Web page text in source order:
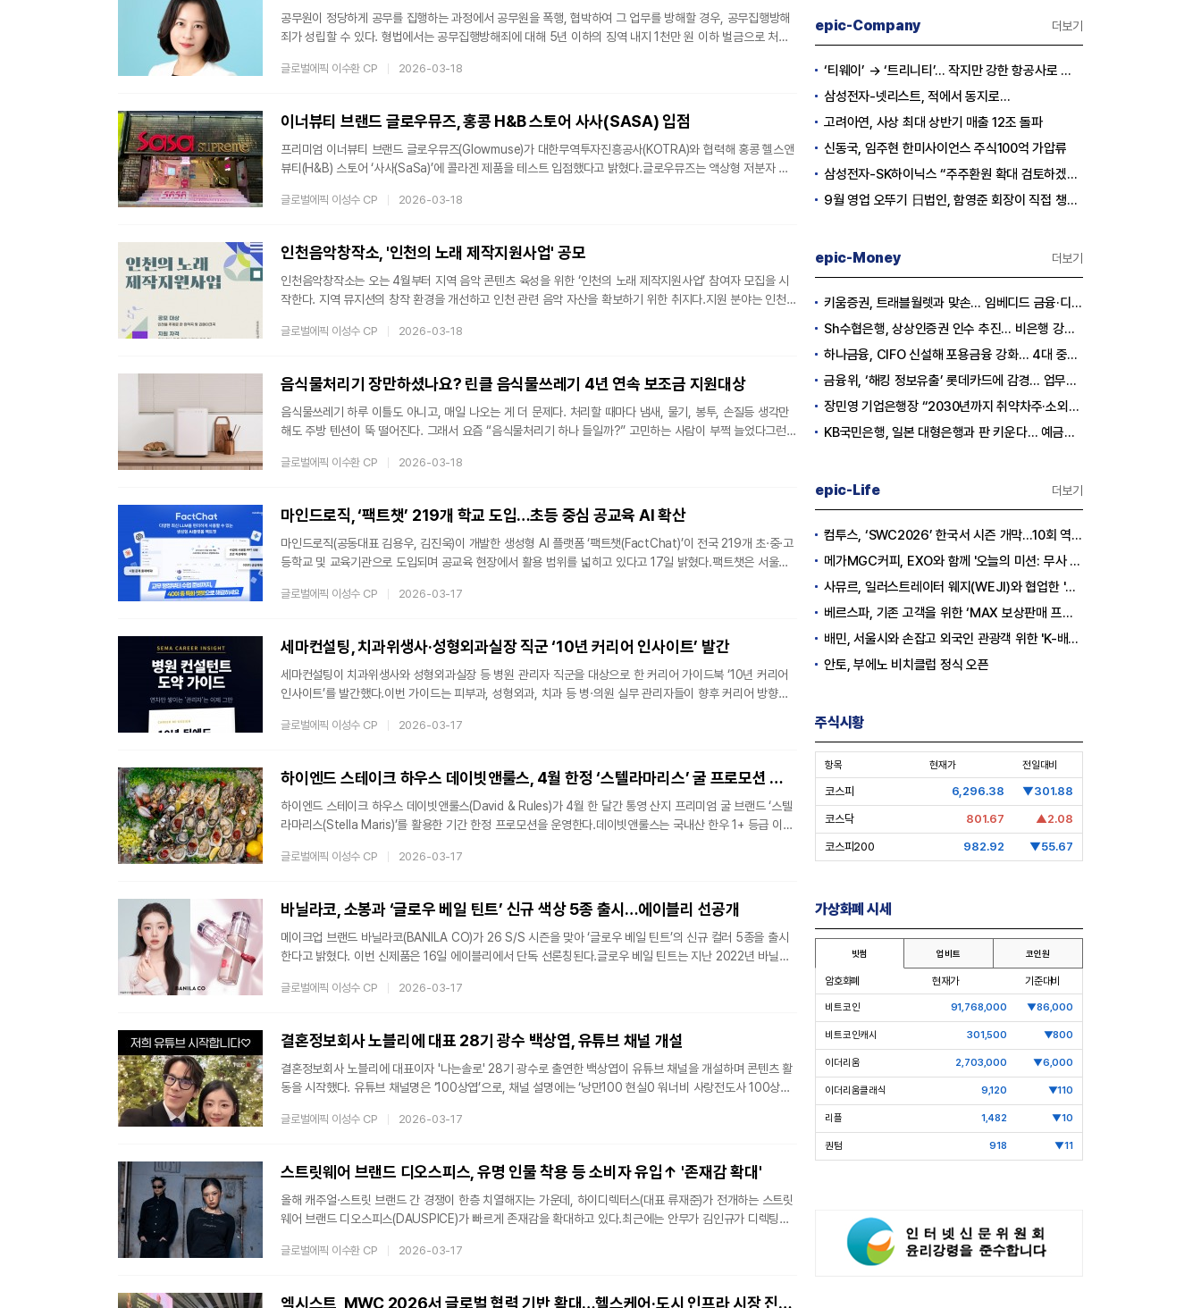
공무원이 정당하게 공무를 집행하는 과정에서 공무원을 폭행, 협박하여 그 업무를 방해할 경우, 공무집행방해
죄가 성립할 수 있다. 형법에서는 공무집행방해죄에 대해 5년 이하의 징역 내지 1천만 원 이하 벌금으로 처벌
어 변호사사무실에서 법률상담이 필요하다. 공무집행방해 사건은 보통 음주 상태에서 벌어질 때가 많다고 형
이다. 초범이라도 공무집행 방해 행위가 고의적이었고 공무원이 입은 피해가 크다면 처벌
글로벌에픽 이수환 CP 2026-03-18
이너뷰티 브랜드 글로우뮤즈, 홍콩 H&B 스토어 사사(SASA) 입점
프리미엄 이너뷰티 브랜드 글로우뮤즈(Glowmuse)가 대한무역투자진흥공사(KOTRA)와 협력해 홍콩 헬스앤
뷰티(H&B) 스토어 ‘사사(SaSa)’에 콜라겐 제품을 테스트 입점했다고 밝혔다.글로우뮤즈는 액상형 저분자 콜
프라인에 입점했으며, 입점 초기 건강식품 카테고리 내 판매 순위 상위권을 기록한 바 있다. 해당 제품은 소비
망 연계 지원 사업을 통해 진행되었으며, 현지 소비자 반응 확인을 위한 테스트 단계다. 사사는 홍콩
글로벌에픽 이성수 CP 2026-03-18
인천음악창작소, '인천의 노래 제작지원사업' 공모
인천음악창작소는 오는 4월부터 지역 음악 콘텐츠 육성을 위한 ‘인천의 노래 제작지원사업’ 참여자 모집을 시
작한다. 지역 뮤지션의 창작 환경을 개선하고 인천 관련 음악 자산을 확보하기 위한 취지다.지원 분야는 인천의
소개할 수 있는 콘텐츠 발굴에 주력한다.최종 선정되는 5개 팀은 음원 제작에 필요한 기술적 지원을 받게 된
해 시장에 공개된다.인천 기반의 작곡가나 프로듀서, 밴드 등 음악 활동가라면 참여 자격이
글로벌에픽 이성수 CP 2026-03-18
음식물처리기 장만하셨나요? 린클 음식물쓰레기 4년 연속 보조금 지원대상
음식물쓰레기 하루 이틀도 아니고, 매일 나오는 게 더 문제다. 처리할 때마다 냄새, 물기, 봉투, 손질등 생각만
해도 주방 텐션이 뚝 떨어진다. 그래서 요즘 “음식물처리기 하나 들일까?” 고민하는 사람이 부쩍 늘었다그런데
구매 지원금 제도를 확대 운영하는 추세라, 조건만 맞으면 “사고 싶긴 한데 부담…”이었던 마음이 한결 가벼워
는 건, 결국 “기준을 충족하는 제품”이다. 그래서인지 음식물처리기 브랜드
글로벌에픽 이수환 CP 2026-03-18
마인드로직, ‘팩트챗’ 219개 학교 도입…초등 중심 공교육 AI 확산
마인드로직(공동대표 김용우, 김진욱)이 개발한 생성형 AI 플랫폼 ‘팩트챗(FactChat)’이 전국 219개 초·중·고
등학교 및 교육기관으로 도입되며 공교육 현장에서 활용 범위를 넓히고 있다고 17일 밝혔다.팩트챗은 서울대,
증된 기능과 운영 경험을 바탕으로 최근 초·중·고교로 확산되며 교육 현장의 디지털 전환을 지원하고 있다.초중
달 만에 100개교를 넘어섰고, 이후 반년 만에 219개교로 확대됐다.특히 초등학교 비중
글로벌에픽 이성수 CP 2026-03-17
세마컨설팅, 치과위생사·성형외과실장 직군 ‘10년 커리어 인사이트’ 발간
세마컨설팅이 치과위생사와 성형외과실장 등 병원 관리자 직군을 대상으로 한 커리어 가이드북 ‘10년 커리어
인사이트’를 발간했다.이번 가이드는 피부과, 성형외과, 치과 등 병·의원 실무 관리자들이 향후 커리어 방향을
직군이 일정 연차 이상에서 역할 확장, 이직, 창업, 컨설팅 등 진로 선택의 상황에 놓이나 관련 체계적 정보가
다. ‘10년 커리어 인사이트’는 병원 관리자들이 경험하는 커리어 단계별 고민을 구조
글로벌에픽 이성수 CP 2026-03-17
하이엔드 스테이크 하우스 데이빗앤룰스, 4월 한정 ‘스텔라마리스’ 굴 프로모션 운영
하이엔드 스테이크 하우스 데이빗앤룰스(David & Rules)가 4월 한 달간 통영 산지 프리미엄 굴 브랜드 ‘스텔
라마리스(Stella Maris)’를 활용한 기간 한정 프로모션을 운영한다.데이빗앤룰스는 국내산 한우 1+ 등급 이상
이에이징 뉴욕 스트립, 티본, 포터하우스 등으로, 숙성 한우 특유의 풍미와 식감을 살린 점이 특징이다.이번 프
는 방식으로 진행된다. 데이빗앤룰스는 숙성 한우 스테이크를 중심으로 한 기존 메
글로벌에픽 이성수 CP 2026-03-17
바닐라코, 소봉과 ‘글로우 베일 틴트’ 신규 색상 5종 출시…에이블리 선공개
메이크업 브랜드 바닐라코(BANILA CO)가 26 S/S 시즌을 맞아 ‘글로우 베일 틴트’의 신규 컬러 5종을 출시
한다고 밝혔다. 이번 신제품은 16일 에이블리에서 단독 선론칭된다.글로우 베일 틴트는 지난 2022년 바닐라
술에 밀착되어 투명한 발색을 유지하도록 설계됐으며 끈적임을 줄인 포뮬라를 적용했다.바닐라코는 지난해 7
러를 추가해 라인업을 확장했다. 기존의 브라운 무드 중심 구성에서 S/S 시즌에 맞춘 부드러운 라
글로벌에픽 이성수 CP 2026-03-17
결혼정보회사 노블리에 대표 28기 광수 백상엽, 유튜브 채널 개설
결혼정보회사 노블리에 대표이자 '나는솔로' 28기 광수로 출연한 백상엽이 유튜브 채널을 개설하며 콘텐츠 활
동을 시작했다. 유튜브 채널명은 ‘100상엽’으로, 채널 설명에는 ‘낭만100 현실0 워너비 사랑전도사 100상엽
등 생활 기반의 콘텐츠가 공개될 예정이다. 첫 영상은 ‘상엽♥슬기 유튜브 시작합니다!’라는 제목으로 업로드됐
슬기)의 데이트 일상이 담겼다. 유튜브 채널 개설 소식은 지난 13일, 두 사람의
글로벌에픽 이성수 CP 2026-03-17
스트릿웨어 브랜드 디오스피스, 유명 인물 착용 등 소비자 유입↑ '존재감 확대'
올해 캐주얼·스트릿 브랜드 간 경쟁이 한층 치열해지는 가운데, 하이디렉터스(대표 류재준)가 전개하는 스트릿
웨어 브랜드 디오스피스(DAUSPICE)가 빠르게 존재감을 확대하고 있다.최근에는 안무가 김인규가 디렉팅에
아이템이 커뮤니티와 SNS, 패션 관심층 사이에서 빠르게 회자되며 제품 문의와 소비자 유입이 함께 증가하는
S 컬렉션 ‘BACK TO ORIGINS’ 역시 이러한 브랜드 방향성을 더욱 선명하게 보여주는 시즌으로 주
글로벌에픽 이수환 CP 2026-03-17
엑시스트, MWC 2026서 글로벌 협력 기반 확대…헬스케어·도시 인프라 시장 진입 가속
epic-Company 더보기
‘티웨이’ → ‘트리니티’… 작지만 강한 항공사로 승부
삼성전자-넷리스트, 적에서 동지로…
고려아연, 사상 최대 상반기 매출 12조 돌파
신동국, 임주현 한미사이언스 주식100억 가압류
삼성전자-SK하이닉스 “주주환원 확대 검토하겠다”
9월 영업 오뚜기 日법인, 함영준 회장이 직접 챙긴다
epic-Money 더보기
키움증권, 트래블월렛과 맞손… 임베디드 금융·디지털 자산 신사업 추진
Sh수협은행, 상상인증권 인수 추진… 비은행 강화 ‘금융그룹’ 도약 발판
하나금융, CIFO 신설해 포용금융 강화… 4대 중심축 중심 상반기 목표 60% 달성
금융위, ‘해킹 정보유출’ 롯데카드에 감경... 업무정지 1.5개월
장민영 기업은행장 “2030년까지 취약차주·소외계층에 30조원 지원”
KB국민은행, 일본 대형은행과 판 키운다… 예금토큰으로 국가 간 결제 성공
epic-Life 더보기
컴투스, ‘SWC2026’ 한국서 시즌 개막…10회 역사를 이어갈 챔피언은 누가 될까
메가MGC커피, EXO와 함께 '오늘의 미션: 무사 퇴근' 포토카드 이벤트 진행
사뮤르, 일러스트레이터 웨지(WEJI)와 협업한 '이너뷰티 홍삼스틱' 공개
베르스파, 기존 고객을 위한 ‘MAX 보상판매 프로모션’ 진행
배민, 서울시와 손잡고 외국인 관광객 위한 'K-배달' 문화 개척
안토, 부에노 비치클럽 정식 오픈
주식시황
항목 현재가 전일대비
코스피 6,296.38 ▼301.88
코스닥 801.67 ▲2.08
코스피200 982.92 ▼55.67
가상화폐 시세
빗썸 업비트 코인원
암호화폐 현재가 기준대비
비트코인 91,768,000 ▼86,000
비트코인캐시 301,500 ▼800
이더리움 2,703,000 ▼6,000
이더리움클래식 9,120 ▼110
리플 1,482 ▼10
퀀텀 918 ▼11